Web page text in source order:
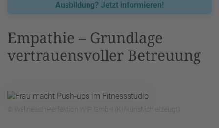
Ausbildung? Jetzt informieren!
Empathie – Grundlage
vertrauensvoller Betreuung
© WellnessInPerfektion WIP GmbH (KI/künstlich erzeugt)